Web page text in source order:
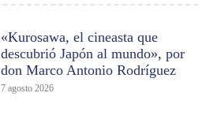
«Kurosawa, el cineasta que
descubrió Japón al mundo», por
don Marco Antonio Rodríguez
7 agosto 2026